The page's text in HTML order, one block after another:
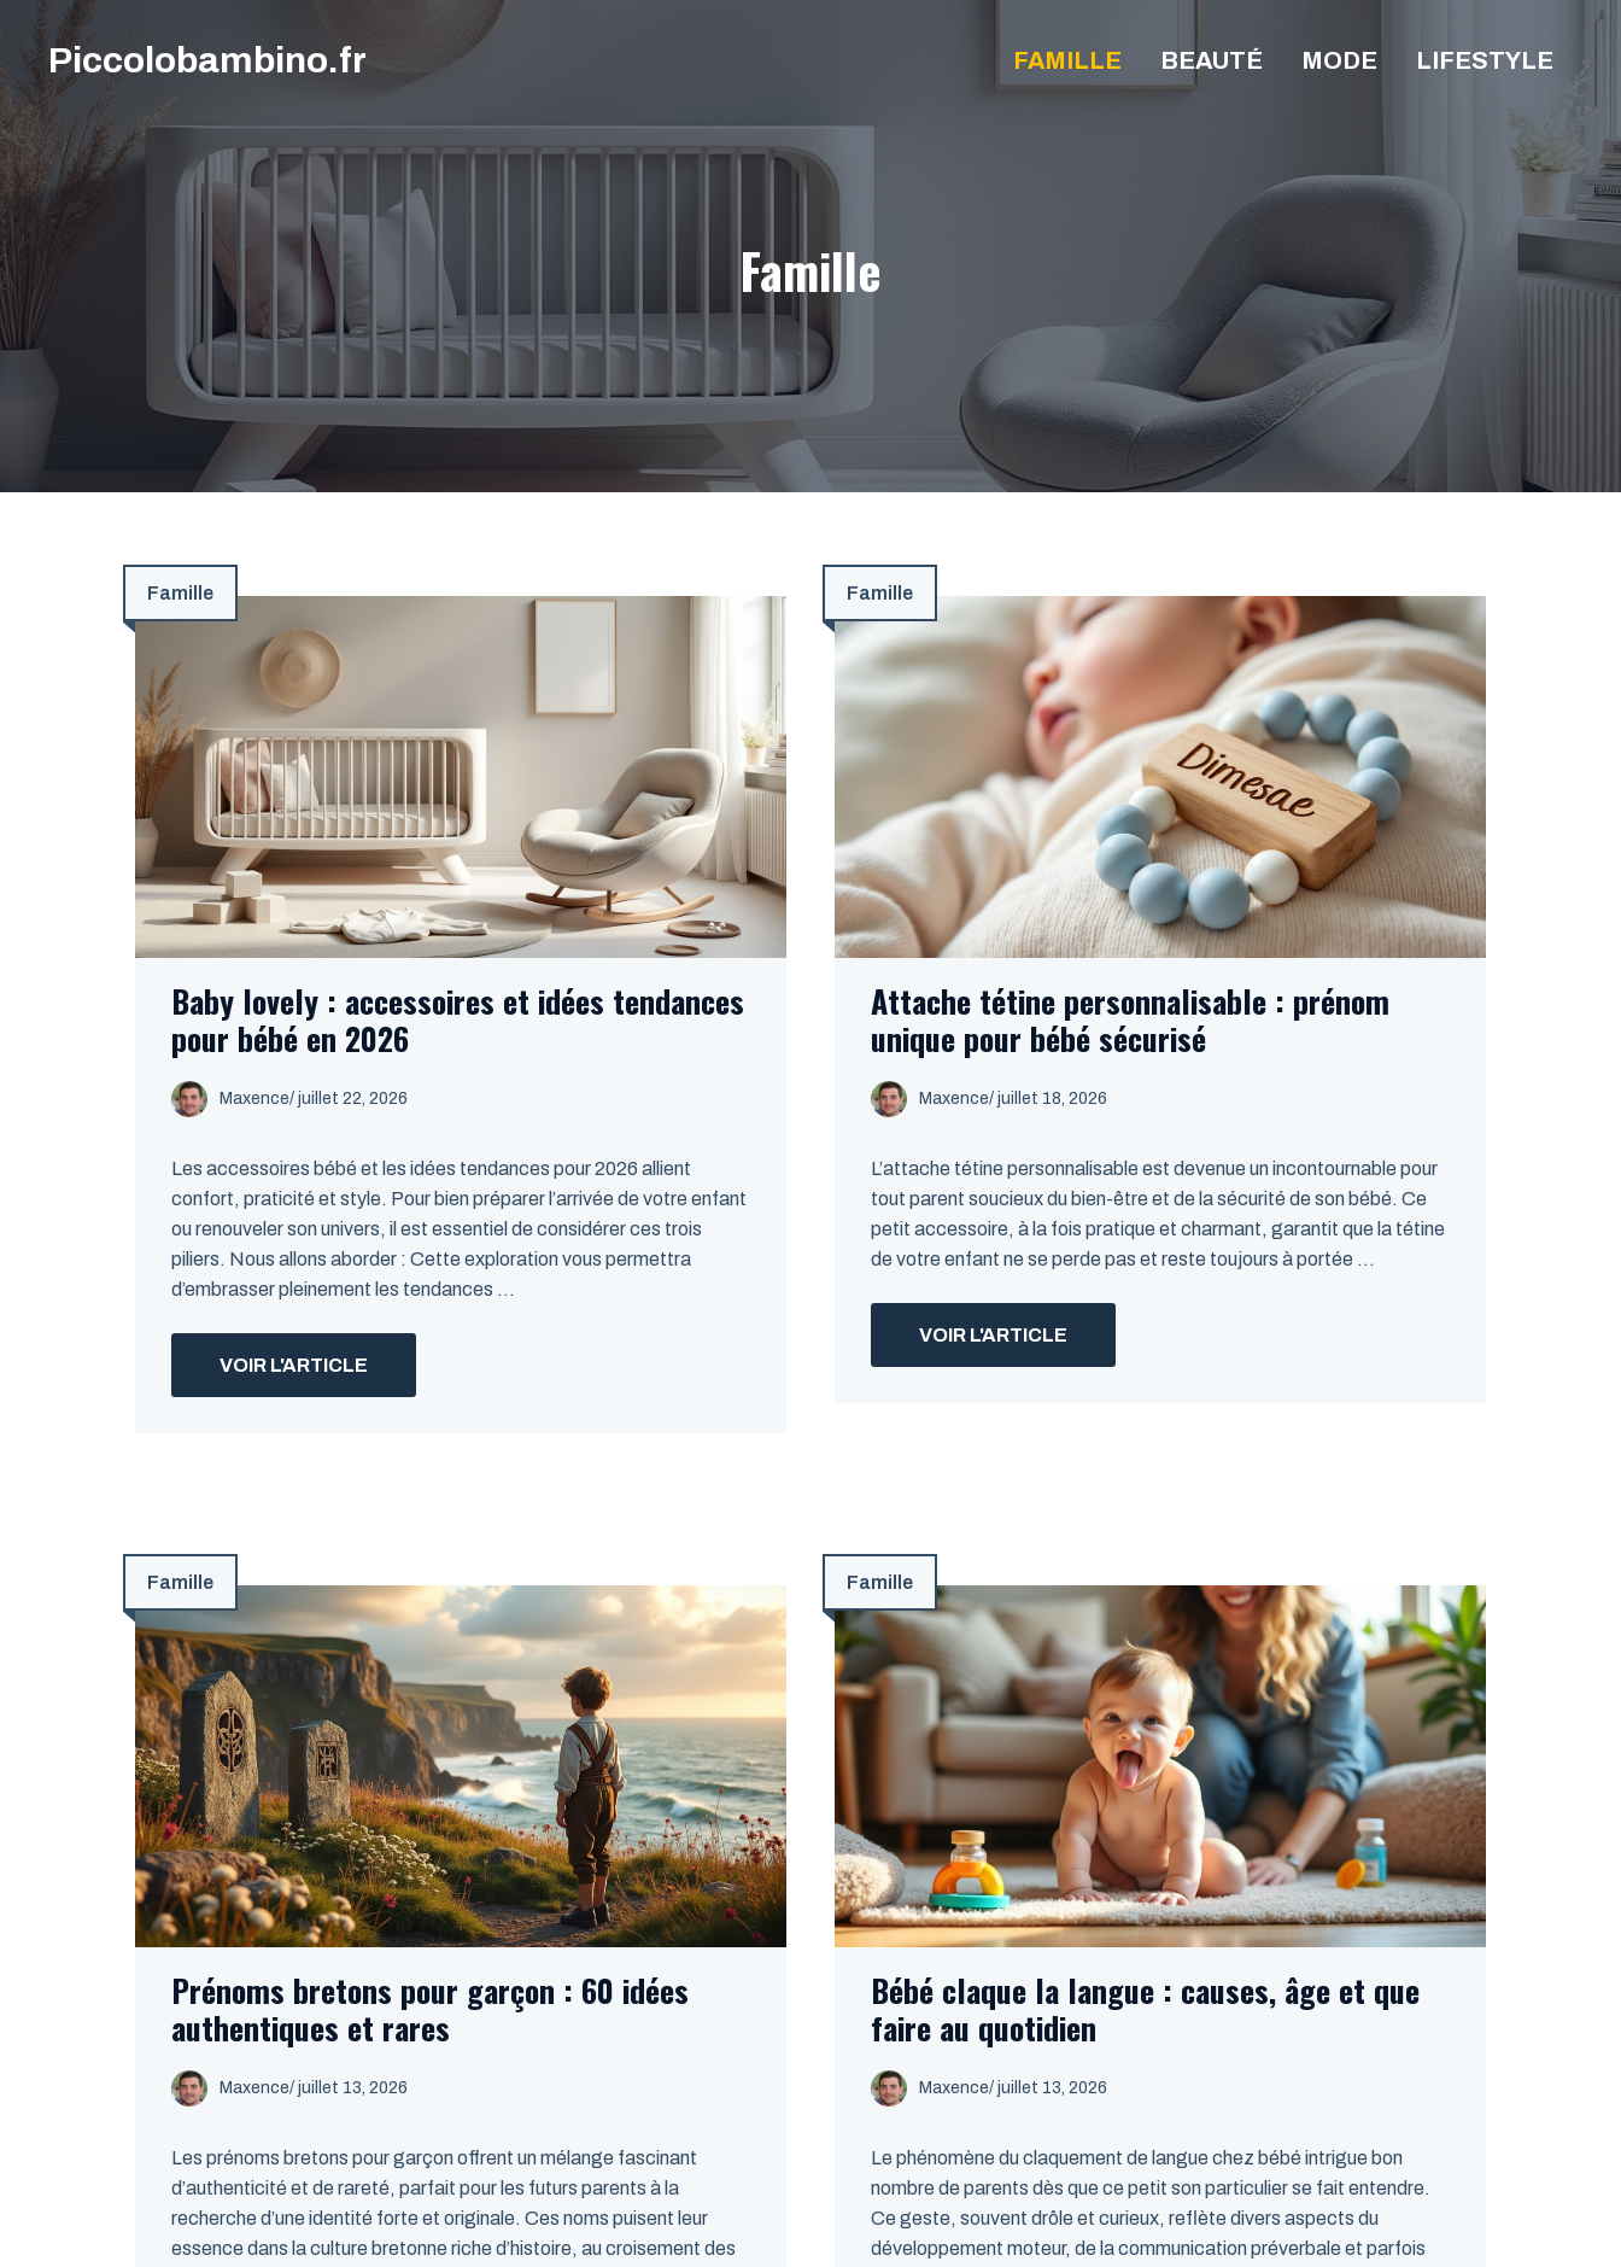
contenu
Piccolobambino.fr FAMILLE BEAUTÉ MODE LIFESTYLE
Famille
Famille
Baby lovely : accessoires et idées tendances
pour bébé en 2026
Maxence/ juillet 22, 2026
Les accessoires bébé et les idées tendances pour 2026 allient
confort, praticité et style. Pour bien préparer l’arrivée de votre enfant
ou renouveler son univers, il est essentiel de considérer ces trois
piliers. Nous allons aborder : Cette exploration vous permettra
d’embrasser pleinement les tendances ...
VOIR L'ARTICLE
Famille
Attache tétine personnalisable : prénom
unique pour bébé sécurisé
Maxence/ juillet 18, 2026
L’attache tétine personnalisable est devenue un incontournable pour
tout parent soucieux du bien-être et de la sécurité de son bébé. Ce
petit accessoire, à la fois pratique et charmant, garantit que la tétine
de votre enfant ne se perde pas et reste toujours à portée ...
VOIR L'ARTICLE
Famille
Prénoms bretons pour garçon : 60 idées
authentiques et rares
Maxence/ juillet 13, 2026
Les prénoms bretons pour garçon offrent un mélange fascinant
d’authenticité et de rareté, parfait pour les futurs parents à la
recherche d’une identité forte et originale. Ces noms puisent leur
essence dans la culture bretonne riche d’histoire, au croisement des
Famille
Bébé claque la langue : causes, âge et que
faire au quotidien
Maxence/ juillet 13, 2026
Le phénomène du claquement de langue chez bébé intrigue bon
nombre de parents dès que ce petit son particulier se fait entendre.
Ce geste, souvent drôle et curieux, reflète divers aspects du
développement moteur, de la communication préverbale et parfois